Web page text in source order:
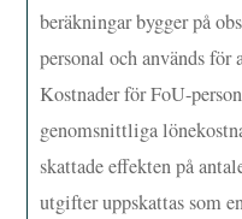
beräkningar bygger på
personal och används
Kostnader för FoU-
genomsnittliga
skattade effekten på
utgifter uppskattas som